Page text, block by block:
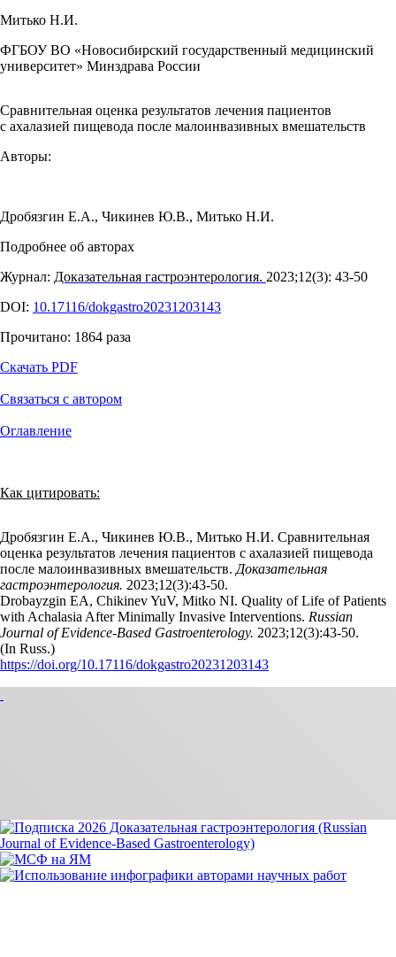
Митько Н.И.
ФГБОУ ВО «Новосибирский государственный медицинский
университет» Минздрава России
Сравнительная оценка результатов лечения пациентов
с ахалазией пищевода после малоинвазивных вмешательств
Авторы:
Дробязгин Е.А., Чикинев Ю.В., Митько Н.И.
Подробнее об авторах
Журнал: Доказательная гастроэнтерология. 2023;12(3): 43‑50
DOI: 10.17116/dokgastro20231203143
Прочитано: 1864 раза
Скачать PDF
Связаться с автором
Оглавление
Как цитировать:
Дробязгин Е.А., Чикинев Ю.В., Митько Н.И. Сравнительная
оценка результатов лечения пациентов с ахалазией пищевода
после малоинвазивных вмешательств. Доказательная
гастроэнтерология. 2023;12(3):43‑50.
Drobayzgin EA, Chikinev YuV, Mitko NI. Quality of Life of Patients
with Achalasia After Minimally Invasive Interventions. Russian
Journal of Evidence-Based Gastroenterology. 2023;12(3):43‑50.
(In Russ.)
https://doi.org/10.17116/dokgastro20231203143